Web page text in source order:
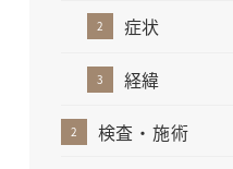
症状
経緯
検査・施術